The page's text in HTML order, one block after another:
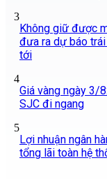
3
Không giữ được
đưa ra dự báo
tới
4
Giá vàng ngày 3/
SJC đi ngang
5
Lợi nhuận ngân
tổng lãi toàn hệ